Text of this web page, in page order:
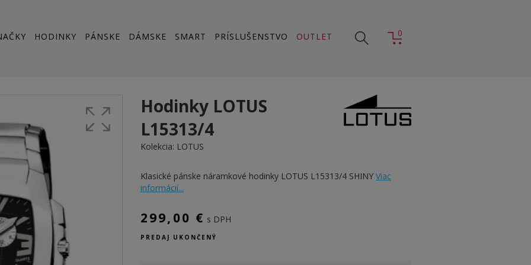
HODINKY PÁNSKE DÁMSKE SMART PRÍSLUŠENSTVO OUTLET 0
Hodinky LOTUS
L15313/4
Kolekcia: LOTUS
Klasické pánske náramkové hodinky LOTUS L15313/4 SHINY Viac
informácií...
299,00 € s DPH
PREDAJ UKONČENÝ